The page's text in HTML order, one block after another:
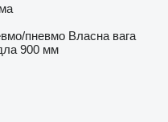
пневмо Власна вага
900 мм